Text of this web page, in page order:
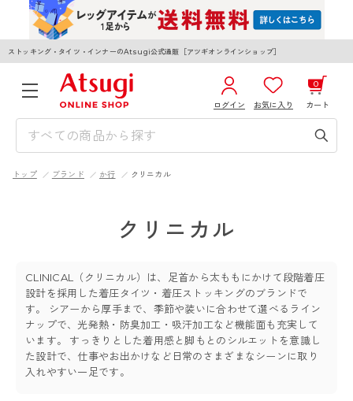
ストッキング・タイツ・インナーのAtsugi公式通販［アツギオンラインショップ］
ログイン お気に入り カート
0
合計 ¥0
3,980円以上のご購入で送料無料
全国一律330円でお届けします（沖縄県以外）
WOMEN MEN KIDS
カテゴリから探す
トップ ブランド か行 クリニカル
クリニカル
CLINICAL（クリニカル）は、足首から太ももにかけて段階着圧
設計を採用した着圧タイツ・着圧ストッキングのブランドで
す。 シアーから厚手まで、季節や装いに合わせて選べるライン
ナップで、光発熱・防臭加工・吸汗加工など機能面も充実して
います。 すっきりとした着用感と脚もとのシルエットを意識し
た設計で、仕事やお出かけなど日常のさまざまなシーンに取り
入れやすい一足です。